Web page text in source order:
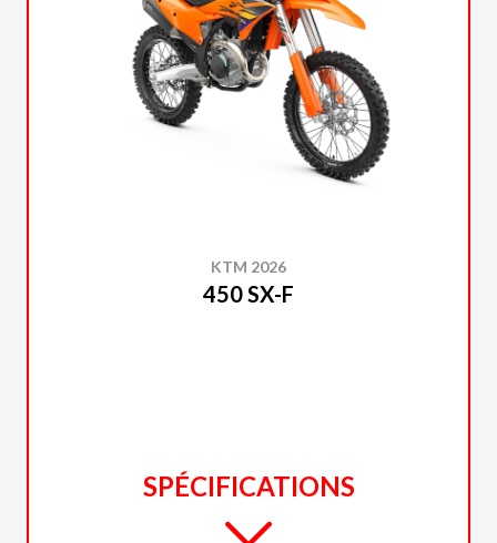
KTM 2026
450 SX-F
SPÉCIFICATIONS